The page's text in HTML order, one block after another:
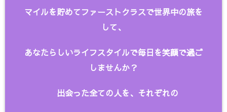
マイルを貯めてファーストクラスで世界中の旅を
して、
あなたらしいライフスタイルで毎日を笑顔で過ご
しませんか？
出会った全ての人を、 それぞれの